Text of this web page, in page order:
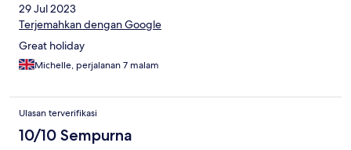
29 Jul 2023
Terjemahkan dengan Google
Great holiday
Michelle, perjalanan 7 malam
Ulasan terverifikasi
10/10 Sempurna